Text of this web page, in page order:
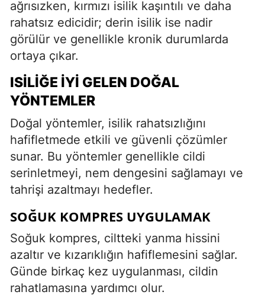
ağrısızken, kırmızı isilik kaşıntılı ve daha
rahatsız edicidir; derin isilik ise nadir
görülür ve genellikle kronik durumlarda
ortaya çıkar.
ISILIĞE İYI GELEN DOĞAL
YÖNTEMLER
Doğal yöntemler, isilik rahatsızlığını
hafifletmede etkili ve güvenli çözümler
sunar. Bu yöntemler genellikle cildi
serinletmeyi, nem dengesini sağlamayı ve
tahrişi azaltmayı hedefler.
SOĞUK KOMPRES UYGULAMAK
Soğuk kompres, ciltteki yanma hissini
azaltır ve kızarıklığın hafiflemesini sağlar.
Günde birkaç kez uygulanması, cildin
rahatlamasına yardımcı olur.